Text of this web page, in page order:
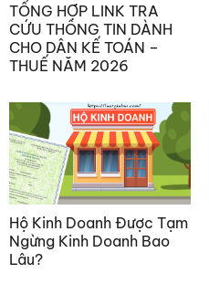
TỔNG HỢP LINK TRA
CỨU THÔNG TIN DÀNH
CHO DÂN KẾ TOÁN –
THUẾ NĂM 2026
Hộ Kinh Doanh Được Tạm
Ngừng Kinh Doanh Bao
Lâu?